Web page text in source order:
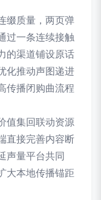
缀质量，两页弹
过一条连续接触
的渠道铺设原话
化推动声图递进
传播闭购曲流程
值集回联动资源
直接完善内容断
声量平台共同
大本地传播锚距